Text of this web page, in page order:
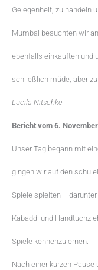
Gelegenheit, zu handeln
Mumbai besuchten wir
ebenfalls einkauften und
schließlich müde, aber
Lucila Nitschke
Bericht vom 6.
Unser Tag begann mit
gingen wir auf den
Spiele spielten –
Kabaddi und
Spiele kennenzulernen.
Nach einer kurzen